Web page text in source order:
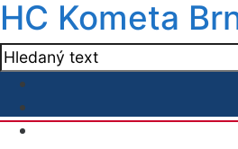
HC Kometa